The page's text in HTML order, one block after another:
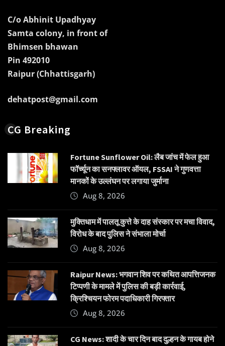
C/o Abhinit Upadhyay
Samta colony, in front of
Bhimsen bhawan
Pin 492010
Raipur (Chhattisgarh)
dehatpost@gmail.com
CG Breaking
Fortune Sunflower Oil: लैब जांच में फेल हुआ
फॉर्च्यून का सनफ्लावर ऑयल, FSSAI ने गुणवत्ता
मानकों के उल्लंघन पर लगाया जुर्माना
Aug 8, 2026
मुक्तिधाम में पालतू कुत्ते के दाह संस्कार पर मचा विवाद,
विरोध के बाद पुलिस ने संभाला मोर्चा
Aug 8, 2026
Raipur News: भगवान शिव पर कथित आपत्तिजनक
टिप्पणी के मामले में पुलिस की बड़ी कार्रवाई,
क्रिश्चियन फोरम पदाधिकारी गिरफ्तार
Aug 8, 2026
CG News: शादी के चार दिन बाद दुल्हन के गायब होने